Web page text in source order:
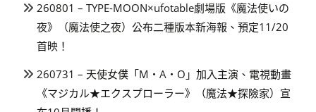
260801 – TYPE-MOON×ufotable劇場版《魔法使いの
夜》（魔法使之夜）公布二種版本新海報、預定11/20
首映！
260731 – 天使女僕「M・A・O」加入主演、電視動畫
《マジカル★エクスプローラー》（魔法★探險家）宣